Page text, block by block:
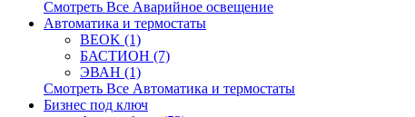
Смотреть Все Аварийное освещение
Автоматика и термостаты
BEOK (1)
БАСТИОН (7)
ЭВАН (1)
Смотреть Все Автоматика и термостаты
Бизнес под ключ